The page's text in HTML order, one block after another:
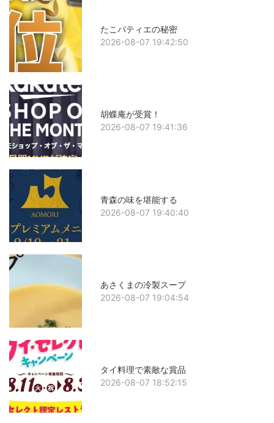
たこパティエの秘密
2026-08-07 19:42:50
胡蝶庵が受賞！
2026-08-07 19:41:36
青森の味を堪能する
2026-08-07 19:40:40
あさくまの冷製スープ
2026-08-07 19:04:54
タイ料理で素敵な賞品
2026-08-07 18:52:15